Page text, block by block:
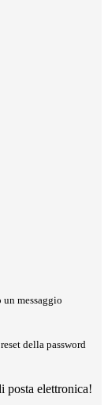
messaggio
della password
posta elettronica!